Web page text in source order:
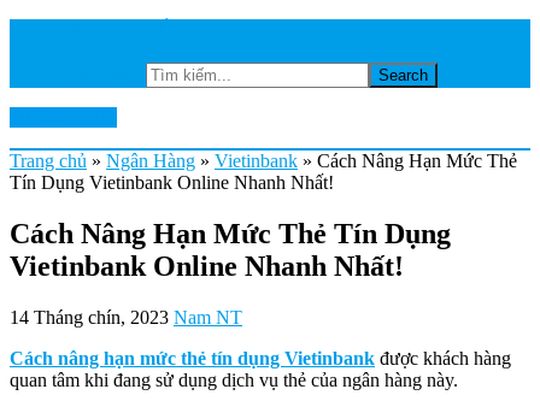
Trang chủ » Ngân Hàng » Vietinbank » Cách Nâng Hạn Mức Thẻ
Tín Dụng Vietinbank Online Nhanh Nhất!
Cách Nâng Hạn Mức Thẻ Tín Dụng
Vietinbank Online Nhanh Nhất!
14 Tháng chín, 2023 Nam NT
Cách nâng hạn mức thẻ tín dụng Vietinbank được khách hàng
quan tâm khi đang sử dụng dịch vụ thẻ của ngân hàng này.